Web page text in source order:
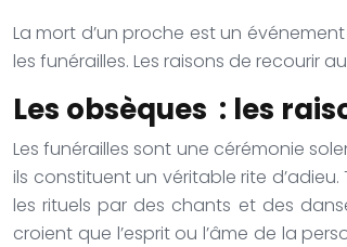
La mort d’un proche est un
les funérailles. Les raisons de recourir
Les obsèques : les
Les funérailles sont une cérémonie
ils constituent un véritable rite
les rituels par des chants et des
croient que l’esprit ou l’âme de la